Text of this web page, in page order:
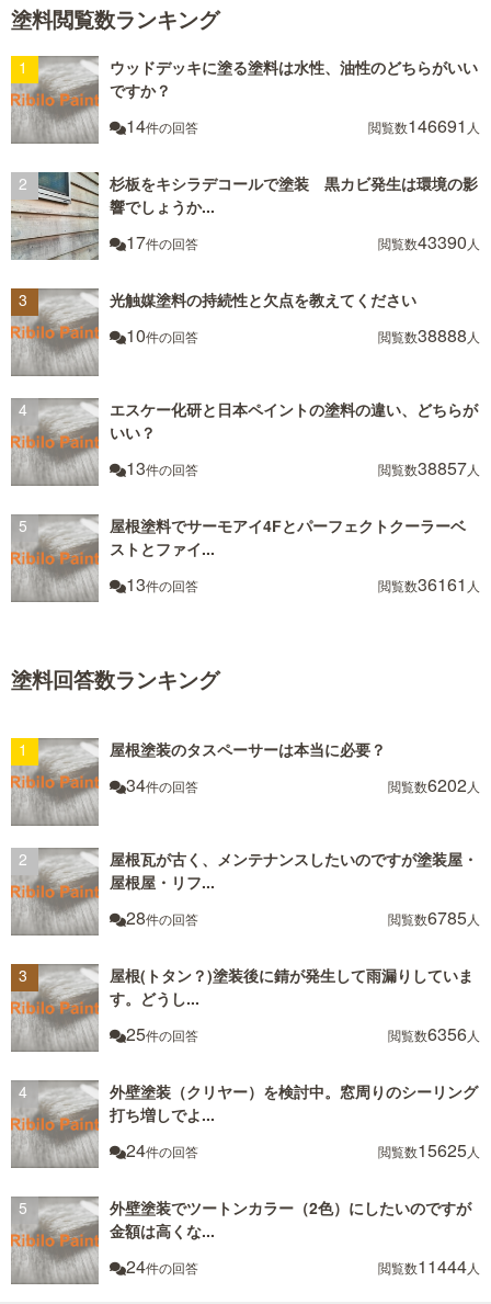
塗料閲覧数ランキング
ウッドデッキに塗る塗料は水性、油性のどちらがいい
ですか？
14件の回答 閲覧数146691 人
杉板をキシラデコールで塗装 黒カビ発生は環境の影
響でしょうか...
17件の回答 閲覧数43390 人
光触媒塗料の持続性と欠点を教えてください
10件の回答 閲覧数38888 人
エスケー化研と日本ペイントの塗料の違い、どちらが
いい？
13件の回答 閲覧数38857人
屋根塗料でサーモアイ4Fとパーフェクトクーラーベ
ストとファイ...
13件の回答 閲覧数36161 人
塗料回答数ランキング
屋根塗装のタスペーサーは本当に必要？
34件の回答 閲覧数6202人
屋根瓦が古く、メンテナンスしたいのですが塗装屋・
屋根屋・リフ...
28件の回答 閲覧数6785人
屋根(トタン？)塗装後に錆が発生して雨漏りしていま
す。どうし...
25件の回答 閲覧数6356人
外壁塗装（クリヤー）を検討中。窓周りのシーリング
打ち増しでよ...
24件の回答 閲覧数15625人
外壁塗装でツートンカラー（2色）にしたいのですが
金額は高くな...
24件の回答 閲覧数11444人